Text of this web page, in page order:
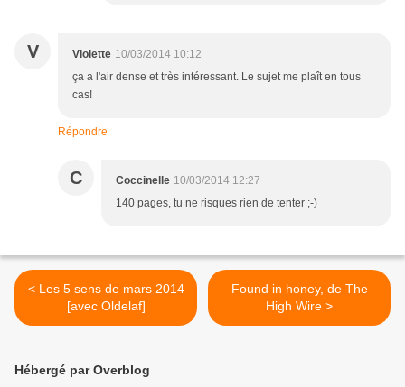
V Violette 10/03/2014 10:12
ça a l'air dense et très intéressant. Le sujet me plaît en tous
cas!
Répondre
C Coccinelle 10/03/2014 12:27
140 pages, tu ne risques rien de tenter ;-)
< Les 5 sens de mars 2014
[avec Oldelaf]
Found in honey, de The
High Wire >
Hébergé par Overblog